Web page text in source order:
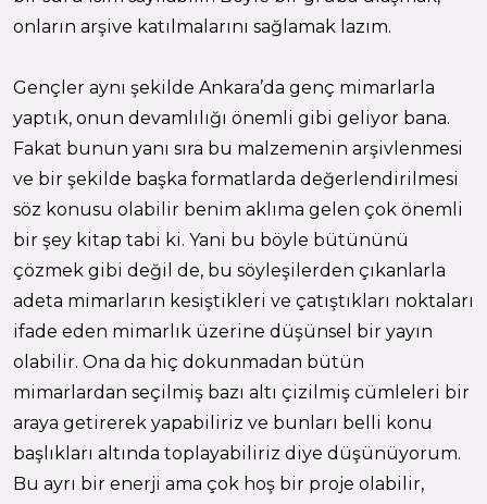
onların arşive katılmalarını sağlamak lazım.
Gençler aynı şekilde Ankara’da genç mimarlarla
yaptık, onun devamlılığı önemli gibi geliyor bana.
Fakat bunun yanı sıra bu malzemenin arşivlenmesi
ve bir şekilde başka formatlarda değerlendirilmesi
söz konusu olabilir benim aklıma gelen çok önemli
bir şey kitap tabi ki. Yani bu böyle bütününü
çözmek gibi değil de, bu söyleşilerden çıkanlarla
adeta mimarların kesiştikleri ve çatıştıkları noktaları
ifade eden mimarlık üzerine düşünsel bir yayın
olabilir. Ona da hiç dokunmadan bütün
mimarlardan seçilmiş bazı altı çizilmiş cümleleri bir
araya getirerek yapabiliriz ve bunları belli konu
başlıkları altında toplayabiliriz diye düşünüyorum.
Bu ayrı bir enerji ama çok hoş bir proje olabilir,